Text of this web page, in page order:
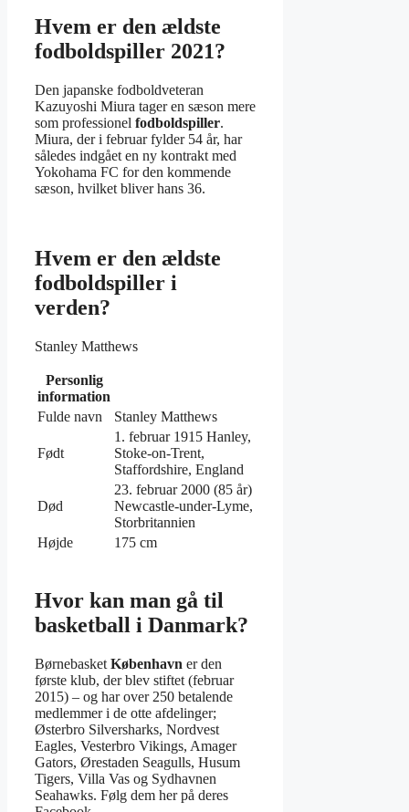
Hvem er den ældste
fodboldspiller 2021?
Den japanske fodboldveteran
Kazuyoshi Miura tager en sæson mere
som professionel fodboldspiller.
Miura, der i februar fylder 54 år, har
således indgået en ny kontrakt med
Yokohama FC for den kommende
sæson, hvilket bliver hans 36.
Hvem er den ældste
fodboldspiller i
verden?
Stanley Matthews
Personlig
information
Fulde navn
Stanley Matthews
Født
1. februar 1915 Hanley,
Stoke-on-Trent,
Staffordshire, England
Død
23. februar 2000 (85 år)
Newcastle-under-Lyme,
Storbritannien
Højde
175 cm
Hvor kan man gå til
basketball i Danmark?
Børnebasket København er den
første klub, der blev stiftet (februar
2015) – og har over 250 betalende
medlemmer i de otte afdelinger;
Østerbro Silversharks, Nordvest
Eagles, Vesterbro Vikings, Amager
Gators, Ørestaden Seagulls, Husum
Tigers, Villa Vas og Sydhavnen
Seahawks. Følg dem her på deres